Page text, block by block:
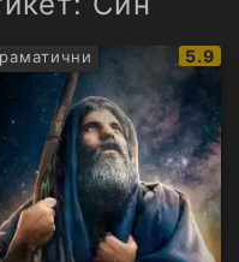
IMDb
5.9